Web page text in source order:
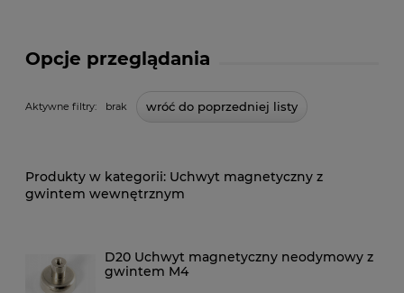
Opcje przeglądania
Aktywne filtry: brak wróć do poprzedniej listy
Uchwyt magnetyczny z
gwintem wewnętrznym
D20 Uchwyt magnetyczny neodymowy z
gwintem M4